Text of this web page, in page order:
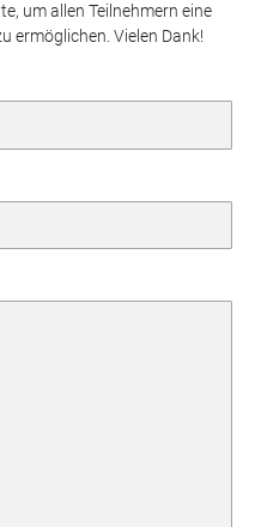
um allen Teilnehmern eine
ermöglichen. Vielen Dank!